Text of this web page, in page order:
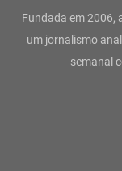
Fundada em 2006,
um jornalismo
semanal